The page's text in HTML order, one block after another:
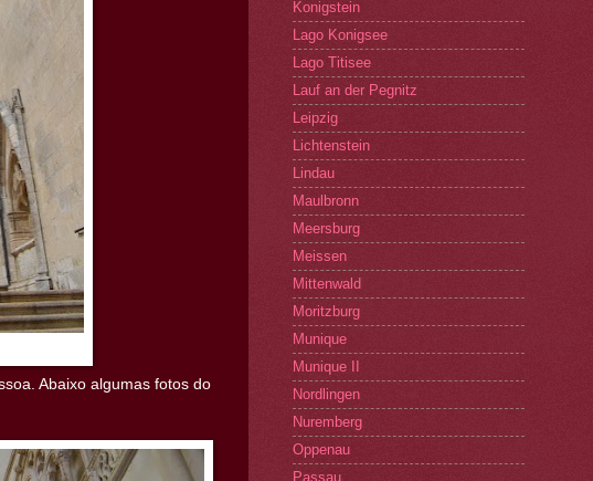
Abaixo algumas fotos do
Konigstein
Lago Konigsee
Lago Titisee
Lauf an der Pegnitz
Leipzig
Lichtenstein
Lindau
Maulbronn
Meersburg
Meissen
Mittenwald
Moritzburg
Munique
Munique II
Nordlingen
Nuremberg
Oppenau
Passau